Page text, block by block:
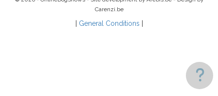
Carenzi.be
General Conditions